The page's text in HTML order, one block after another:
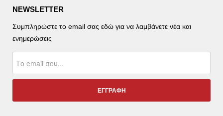
NEWSLETTER
Συμπληρώστε το email σας εδώ για να λαμβάνετε νέα και
ενημερώσεις